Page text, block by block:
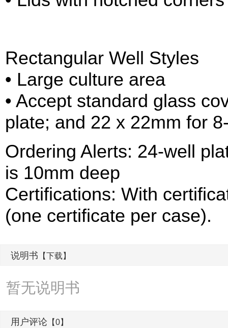
Rectangular Well Styles
• Large culture area
• Accept standard glass
plate; and 22 x 22mm for
Ordering Alerts: 24-well
is 10mm deep
Certifications: With
(one certificate per case).
说明书 【下载】
暂无说明书
用户评论 【0】